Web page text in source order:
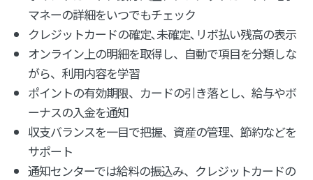
マネーの詳細をいつでもチェック
クレジットカードの確定､未確定､リボ払い残高の表示
オンライン上の明細を取得し、自動で項目を分類しな
がら、利用内容を学習
ポイントの有効期限、カードの引き落とし、給与やボ
ーナスの入金を通知
収支バランスを一目で把握、資産の管理、節約などを
サポート
通知センターでは給料の振込み、クレジットカードの